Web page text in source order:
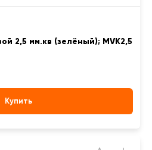
2,5 мм.кв (зелёный); MVK2,5
Купить